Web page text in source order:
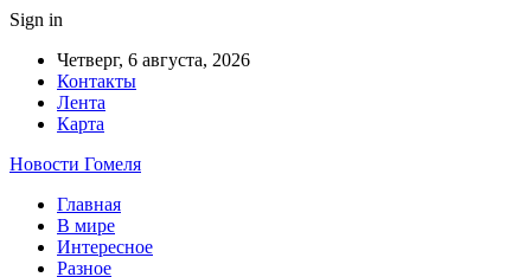
Sign in
Четверг, 6 августа, 2026
Контакты
Лента
Карта
Новости Гомеля
Главная
В мире
Интересное
Разное